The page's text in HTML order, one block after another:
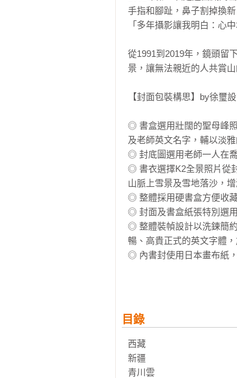
手指和腳趾，鼻子割掉換
「多年攝影讓我明白：心
從1991到2019年，鏡頭留
景，讓無法親近的人共賞山
【封面包裝構思】by徐璽
◎ 書盒選用壯闊的聖母峰
及老師英文名字，輔以淡
◎ 封底圖選用老師一人在
◎ 書衣選擇K2全景照片從
山脈上雪景及雪地落沙，
◎ 整體採用硬書盒方便收
◎ 封面及書盒紙張特別選
◎ 整體裝幀設計以洗鍊簡
暢、高貴正式的英文字體
◎ 內書封使用日本畫布紙
目錄
西藏
新疆
青川雲